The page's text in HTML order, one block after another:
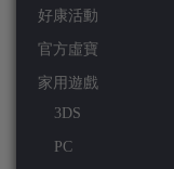
好康活動
官方虛寶
家用遊戲
3DS
PC